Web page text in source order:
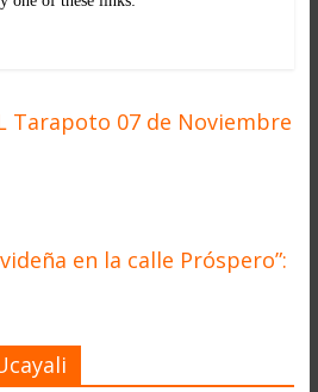
Tarapoto 07 de Noviembre
en la calle Próspero”: